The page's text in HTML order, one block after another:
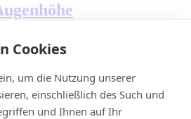
2026-04-02T16:42:09+02:00
Cookies
um die Nutzung unserer
einschließlich des Such und
und Ihnen auf Ihr